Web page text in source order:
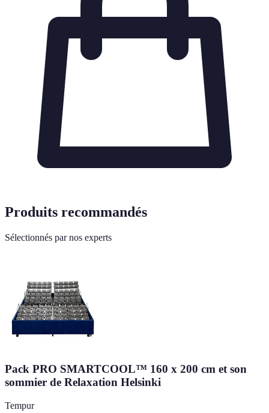
Produits recommandés
Sélectionnés par nos experts
Pack PRO SMARTCOOL™ 160 x 200 cm et son
sommier de Relaxation Helsinki
Tempur